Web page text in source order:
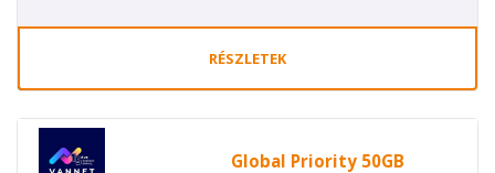
RÉSZLETEK
Global Priority 50GB